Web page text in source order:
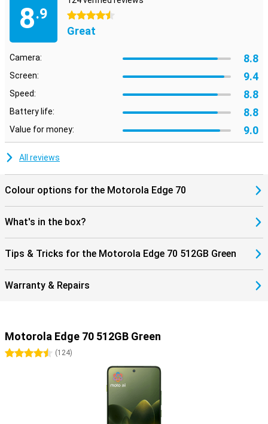
8.9
4.5 stars
Great
Camera: 8.8
Screen: 9.4
Speed: 8.8
Battery life: 8.8
Value for money: 9.0
All reviews
Colour options for the Motorola Edge 70
What's in the box?
Tips & Tricks for the Motorola Edge 70 512GB Green
Warranty & Repairs
Motorola Edge 70 512GB Green
4.5 stars
(124)